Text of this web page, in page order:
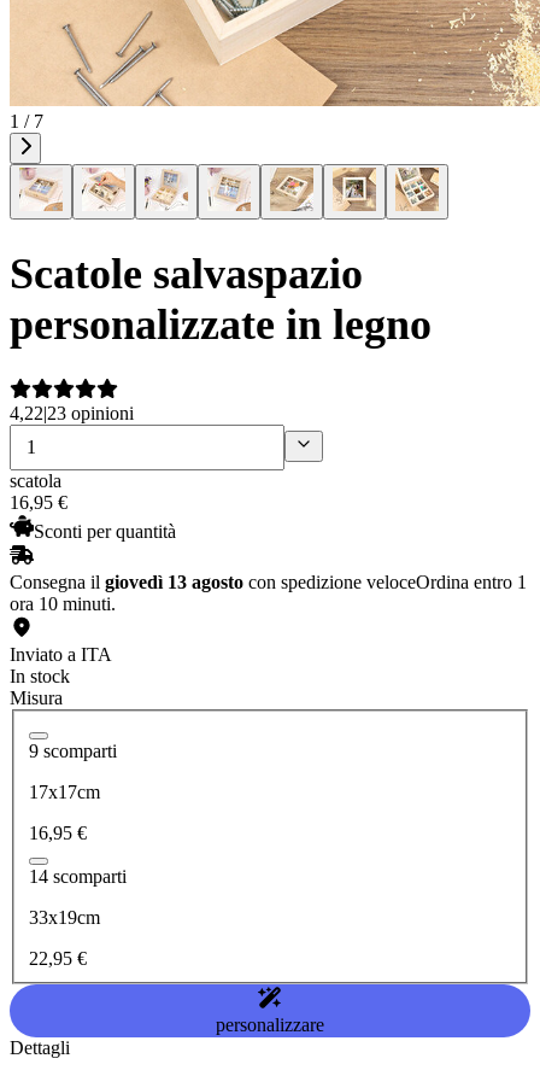
1 / 7
Scatole salvaspazio
personalizzate in legno
4,22|23 opinioni
scatola
16,95 €
Sconti per quantità
Consegna il giovedì 13 agosto con spedizione veloceOrdina entro 1
ora 10 minuti.
Inviato a ITA
In stock
Misura
9 scomparti
17x17cm
16,95 €
14 scomparti
33x19cm
22,95 €
personalizzare
Dettagli